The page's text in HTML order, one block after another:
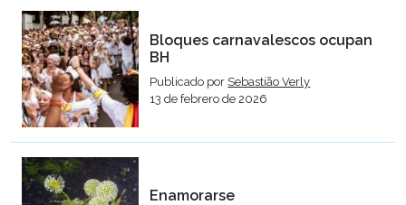
Bloques carnavalescos ocupan
BH
Publicado por Sebastião Verly
13 de febrero de 2026
Enamorarse